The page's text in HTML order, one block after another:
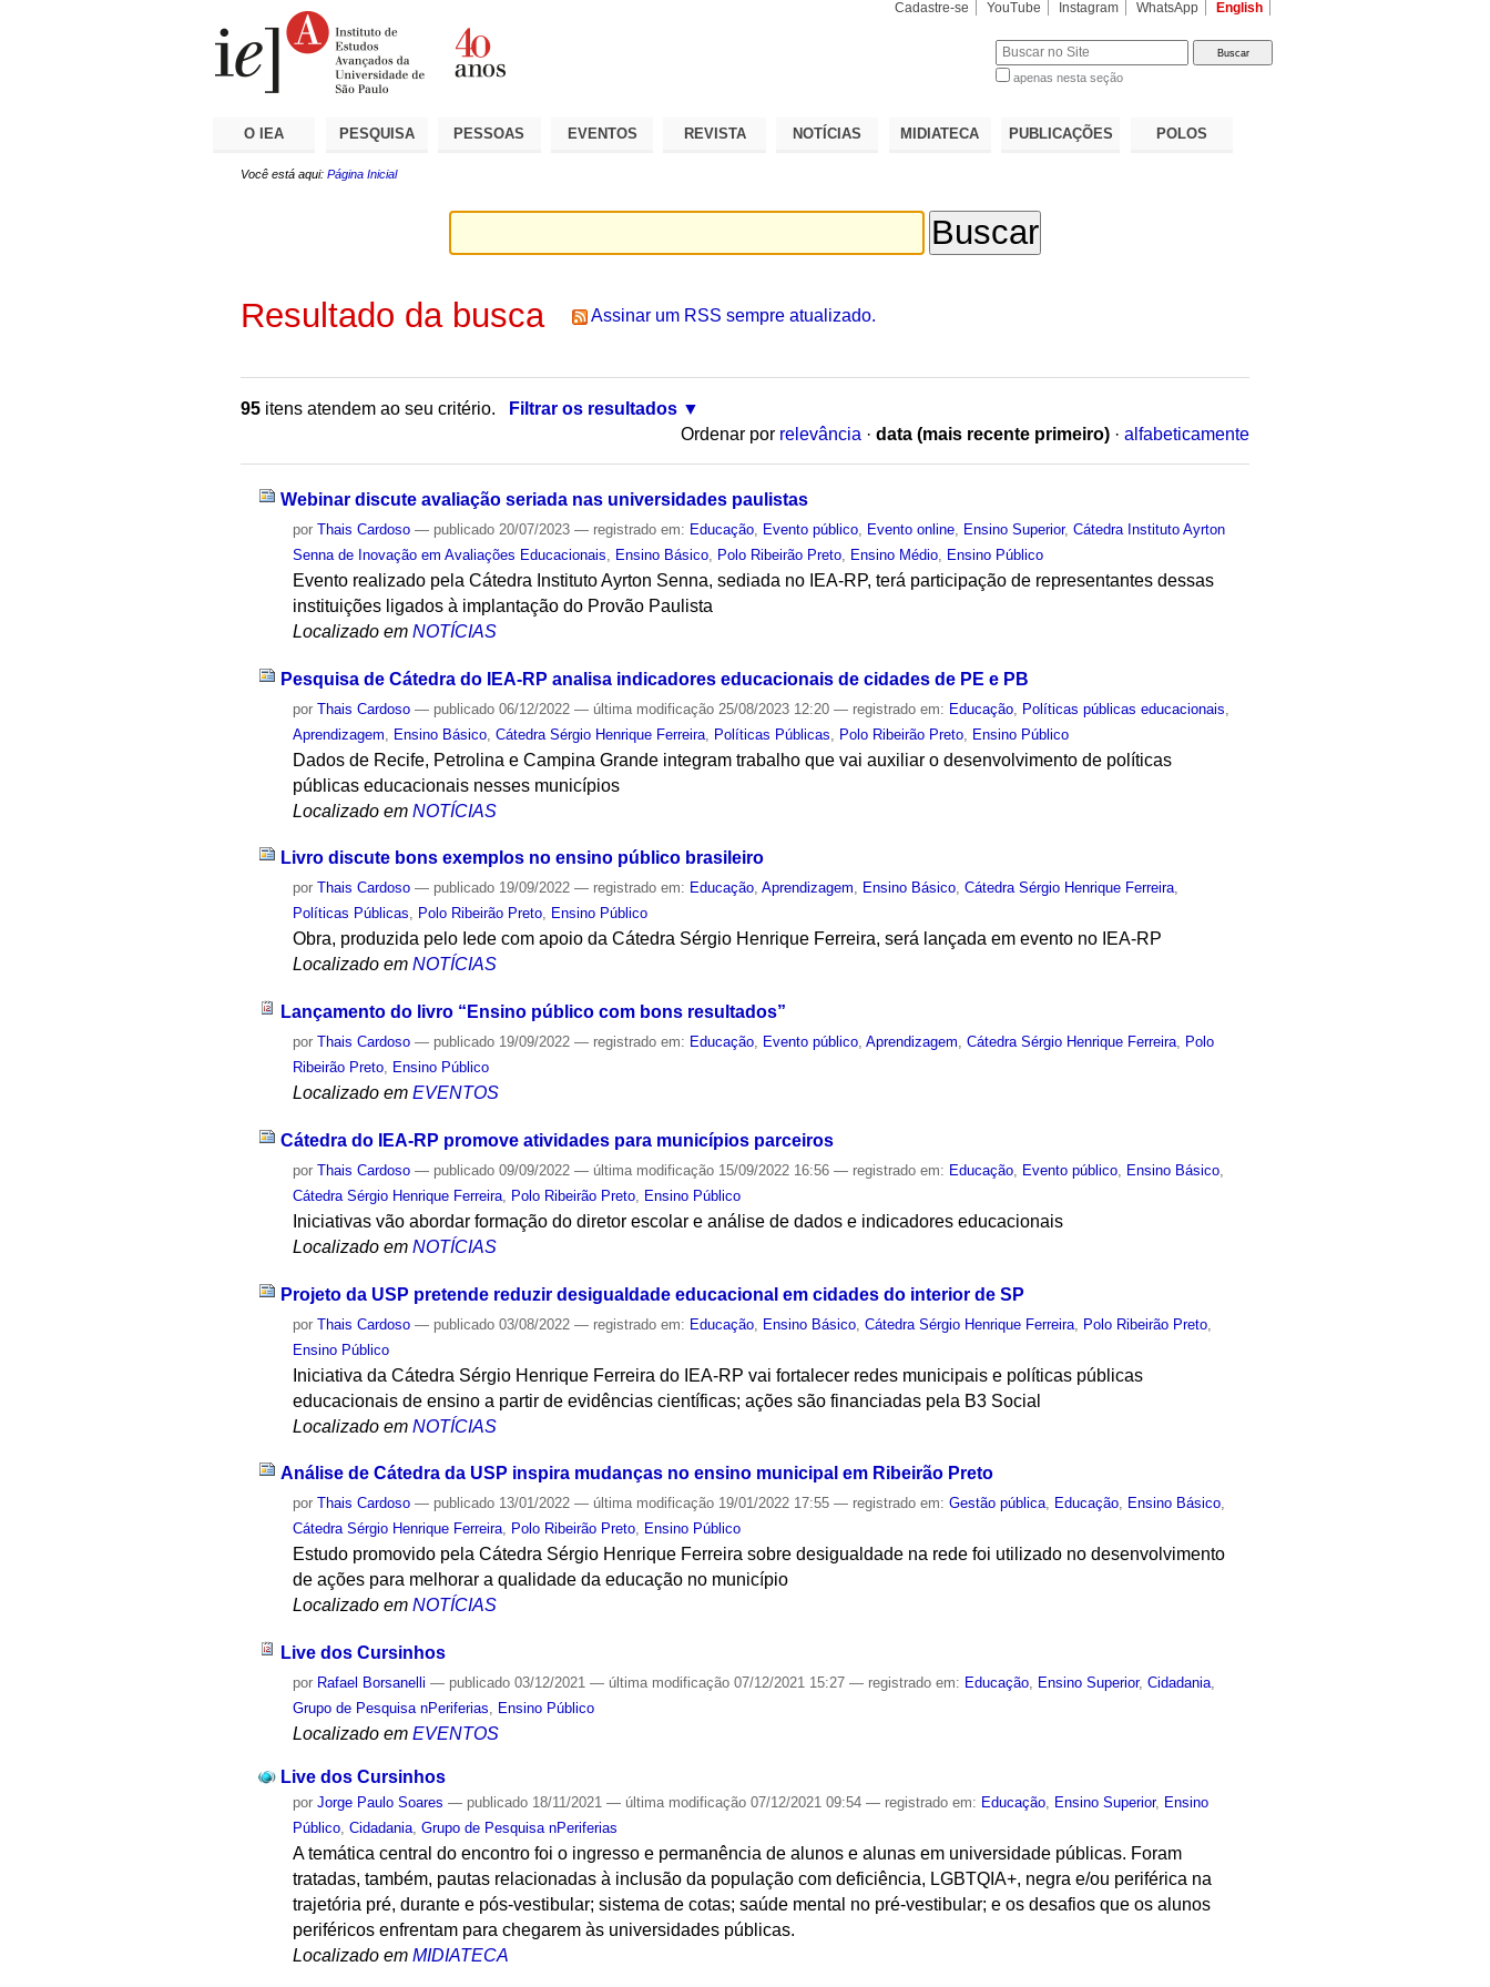
Cadastre-se YouTube Instagram WhatsApp English
apenas nesta seção
O IEA PESQUISA PESSOAS EVENTOS REVISTA NOTÍCIAS MIDIATECA PUBLICAÇÕES POLOS
Você está aqui: Página Inicial
Resultado da busca Assinar um RSS sempre atualizado.
95 itens atendem ao seu critério.
Filtrar os resultados
Ordenar por relevância · data (mais recente primeiro) · alfabeticamente
Webinar discute avaliação seriada nas universidades paulistas
porThais Cardoso — publicado 20/07/2023— registrado em: Educação Evento público Evento online Ensino Superior,Cátedra Instituto Ayrton
Senna de Inovação em Avaliações Educacionais
Ensino Básico Polo Ribeirão Preto Ensino Médio Ensino Público
Evento realizado pela Cátedra Instituto Ayrton Senna, sediada no IEA-RP, terá participação de representantes dessas
instituições ligados à implantação do Provão Paulista
Localizado em NOTÍCIAS
Pesquisa de Cátedra do IEA-RP analisa indicadores educacionais de cidades de PE e PB
porThais Cardoso — publicado 06/12/2022— última modificação 25/08/2023 12:20— registrado em: Educação Políticas públicas educacionais
Aprendizagem
Ensino Básico ,Cátedra Sérgio Henrique Ferreira Políticas Públicas Polo Ribeirão Preto Ensino Público
Dados de Recife, Petrolina e Campina Grande integram trabalho que vai auxiliar o desenvolvimento de políticas
públicas educacionais nesses municípios
Localizado em NOTÍCIAS
Livro discute bons exemplos no ensino público brasileiro
porThais Cardoso — publicado 19/09/2022— registrado em: Educação,Aprendizagem, Ensino Básico,Cátedra Sérgio Henrique Ferreira,
Políticas Públicas, Polo Ribeirão Preto, Ensino Público
Obra, produzida pelo Iede com apoio da Cátedra Sérgio Henrique Ferreira, será lançada em evento no IEA-RP
Localizado em NOTÍCIAS
Lançamento do livro “Ensino público com bons resultados”
porThais Cardoso — publicado 19/09/2022— registrado em: Educação, Evento público,Aprendizagem,Cátedra Sérgio Henrique Ferreira, Polo
Ribeirão Preto, Ensino Público
Localizado em EVENTOS
Cátedra do IEA-RP promove atividades para municípios parceiros
porThais Cardoso — publicado 09/09/2022— última modificação 15/09/2022 16:56— registrado em: Educação Evento público Ensino Básico
Cátedra Sérgio Henrique Ferreira
Polo Ribeirão Preto Ensino Público
Iniciativas vão abordar formação do diretor escolar e análise de dados e indicadores educacionais
Localizado em NOTÍCIAS
Projeto da USP pretende reduzir desigualdade educacional em cidades do interior de SP
porThais Cardoso — publicado 03/08/2022— registrado em: Educação Ensino Básico ,Cátedra Sérgio Henrique Ferreira Polo Ribeirão Preto
Ensino Público
Iniciativa da Cátedra Sérgio Henrique Ferreira do IEA-RP vai fortalecer redes municipais e políticas públicas
educacionais de ensino a partir de evidências científicas; ações são financiadas pela B3 Social
Localizado em NOTÍCIAS
Análise de Cátedra da USP inspira mudanças no ensino municipal em Ribeirão Preto
porThais Cardoso — publicado 13/01/2022— última modificação 19/01/2022 17:55— registrado em:Gestão pública, Educação, Ensino Básico,
Cátedra Sérgio Henrique Ferreira, Polo Ribeirão Preto, Ensino Público
Estudo promovido pela Cátedra Sérgio Henrique Ferreira sobre desigualdade na rede foi utilizado no desenvolvimento
de ações para melhorar a qualidade da educação no município
Localizado em NOTÍCIAS
Live dos Cursinhos
por Rafael Borsanelli — publicado 03/12/2021— última modificação 07/12/2021 15:27— registrado em: Educação Ensino Superior,Cidadania
Grupo de Pesquisa nPeriferias
Ensino Público
Localizado em EVENTOS
Live dos Cursinhos
porJorge Paulo Soares — publicado 18/11/2021— última modificação 07/12/2021 09:54— registrado em: Educação Ensino Superior, Ensino
Público ,Cidadania ,Grupo de Pesquisa nPeriferias
A temática central do encontro foi o ingresso e permanência de alunos e alunas em universidade públicas. Foram
tratadas, também, pautas relacionadas à inclusão da população com deficiência, LGBTQIA+, negra e/ou periférica na
trajetória pré, durante e pós-vestibular; sistema de cotas; saúde mental no pré-vestibular; e os desafios que os alunos
periféricos enfrentam para chegarem às universidades públicas.
Localizado em MIDIATECA